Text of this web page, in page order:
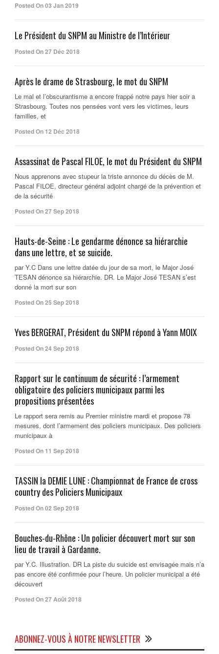
Posted On 03 Jan 2019
Le Président du SNPM au Ministre de l’Intérieur
Posted On 27 Déc 2018
Après le drame de Strasbourg, le mot du SNPM
Le mal et l’obscurantisme a encore frappé notre pays hier soir a
Strasbourg. Toutes nos pensées vont vers les victimes, leurs
familles, et
Posted On 12 Déc 2018
Assassinat de Pascal FILOE, le mot du Président du SNPM
Nous apprenons avec stupeur la triste annonce du décès de M.
Pascal FILOE, directeur général adjoint chargé de la prévention et
de la sécurité
Posted On 27 Sep 2018
Hauts-de-Seine : Le gendarme dénonce sa hiérarchie
dans une lettre, et se suicide.
par Y.C Dans une lettre datée du jour de sa mort, le Major José
TESAN dénonce sa hiérarchie. DR. Le Major José TESAN s’est
donné la mort sur son
Posted On 25 Sep 2018
Yves BERGERAT, Président du SNPM répond à Yann MOIX
Posted On 24 Sep 2018
Rapport sur le continuum de sécurité : l’armement
obligatoire des policiers municipaux parmi les
propositions présentées
Le rapport sera remis au Premier ministre mardi et propose 78
mesures, dont l’armement des policiers municipaux. Des policiers
municipaux à
Posted On 11 Sep 2018
TASSIN la DEMIE LUNE : Championnat de France de cross
country des Policiers Municipaux
Posted On 02 Sep 2018
Bouches-du-Rhône : Un policier découvert mort sur son
lieu de travail à Gardanne.
par Y.C. Illustration. DR La piste du suicide est envisagée mais n’a
pas encore été confirmée pour l’heure. Un policier municipal a été
découvert
Posted On 27 Août 2018
ABONNEZ-VOUS À NOTRE NEWSLETTER